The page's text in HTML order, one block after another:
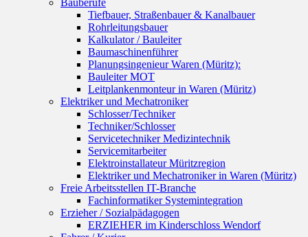
Bauberufe
Tiefbauer, Straßenbauer & Kanalbauer
Rohrleitungsbauer
Kalkulator / Bauleiter
Baumaschinenführer
Planungsingenieur Waren (Müritz):
Bauleiter MOT
Leitplankenmonteur in Waren (Müritz)
Elektriker und Mechatroniker
Schlosser/Techniker
Techniker/Schlosser
Servicetechniker Medizintechnik
Servicemitarbeiter
Elektroinstallateur Müritzregion
Elektriker und Mechatroniker in Waren (Müritz)
Freie Arbeitsstellen IT-Branche
Fachinformatiker Systemintegration
Erzieher / Sozialpädagogen
ERZIEHER im Kinderschloss Wendorf